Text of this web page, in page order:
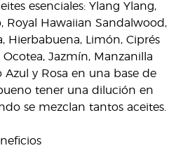
esenciales: Ylang Ylang,
Royal Hawaiian Sandalwood,
Hierbabuena, Limón, Ciprés
Ocotea, Jazmín, Manzanilla
Azul y Rosa en una base de
tener una dilución en
se mezclan tantos aceites.